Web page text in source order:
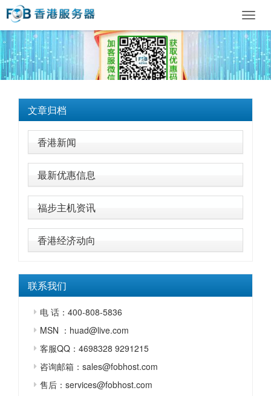
文章归档
香港新闻
最新优惠信息
福步主机资讯
香港经济动向
联系我们
电 话：400-808-5836
MSN ：huad@live.com
客服QQ：4698328 9291215
咨询邮箱：sales@fobhost.com
售后：services@fobhost.com